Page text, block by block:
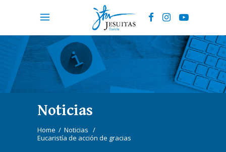
Noticias
Home / Noticias /
Eucaristía de acción de gracias